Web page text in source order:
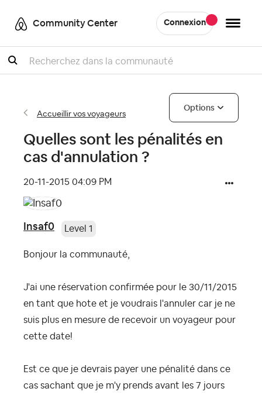
Community Center Connexion
Recherche
Accueillir vos voyageurs
Options
Quelles sont les pénalités en
cas d'annulation ?
‎20-11-2015 04:09 PM
Insaf0 Level 1
Bonjour la communauté,
J'ai une réservation confirmée pour le 30/11/2015
en tant que hote et je voudrais l'annuler car je ne
suis plus en mesure de recevoir un voyageur pour
cette date!
Est ce que je devrais payer une pénalité dans ce
cas sachant que je m'y prends avant les 7 jours